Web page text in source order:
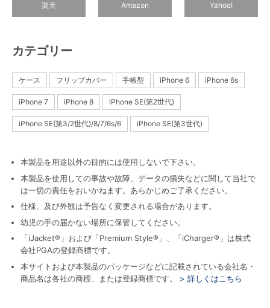
楽天 Amazon Yahoo!
カテゴリー
ケース フリップカバー 手帳型 iPhone 6 iPhone 6s
iPhone 7 iPhone 8 iPhone SE(第2世代)
iPhone SE(第3/2世代)/8/7/6s/6 iPhone SE(第3世代)
本製品を用途以外の目的には使用しないで下さい。
本製品を使用しての事故や故障、データの損失などに関して当社で
は一切の責任をおいかねます。あらかじめご了承ください。
仕様、及び外観は予告なく変更される場合があります。
幼児の手の届かない場所に保管してください。
「iJacket®」および「Premium Style®」、「iCharger®」は株式
会社PGAの登録商標です。
本サイトおよび本製品のパッケージなどに記載されている会社名・
商品名は各社の商標、または登録商標です。
> 詳しくはこちら